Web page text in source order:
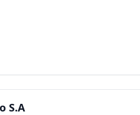
S.A